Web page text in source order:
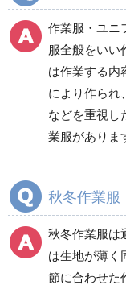
電気保守用品
防災グッズ（防災
健康管理器具
商品カテゴリ一
秋冬長袖
食品産業用長袖
食品産業用半
作業服・ユニ
服全般をいい
は作業する内
により作られ
などを重視し
業服がありま
秋冬作業服
秋冬作業服は
は生地が薄く
節に合わせた